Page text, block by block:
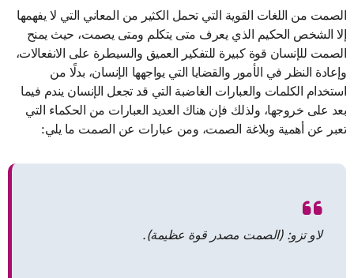
الصمت من اللغات القوية التي تحمل الكثير من المعاني التي لا يفهمها
إلا الشخص الحكيم الذي يعرف متى يتكلم ومتى يصمت، حيث يمنح
الصمت للإنسان قوة كبيرة للتفكير العميق والسيطرة على الانفعالات،
وإعادة النظر في الأمور والقضايا التي يواجهها الإنسان، بدلًا من
استخدام الكلمات والعبارات الغاضبة التي قد تجعل الإنسان يندم فيما
بعد على خروجها، ولذلك فإن هناك العديد العبارات من الحكماء التي
تعبر عن أهمية وبلاغة الصمت، ومن عبارات عن الصمت ما يلي:
لاو تزو: (الصمت مصدر قوة عظيمة).